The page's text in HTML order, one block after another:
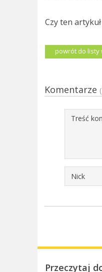
Czy ten
powrót do listy
Komentarze
Przeczytaj